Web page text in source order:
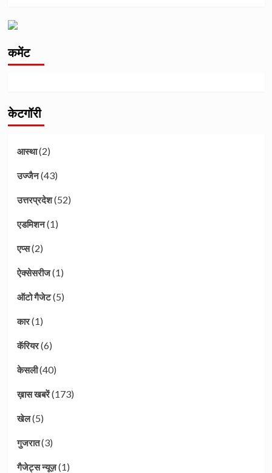
कमेंट
केटगॉरी
आस्था(2)
उज्जैन(43)
उत्तरप्रदेश(52)
एडमिशन(1)
एप्स(2)
ऐक्सेसरीज(1)
ऑटो गैजेट(5)
कार(1)
कॅरियर(6)
केसली(40)
ख़ास खबरें(173)
खेल(5)
गुजरात(3)
गैजेट्स न्यूज़(1)